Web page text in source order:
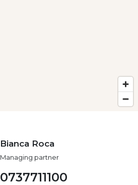
Bianca Roca
Managing partner
0737711100